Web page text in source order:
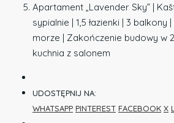
Apartament „Lavender Sky” |
sypialnie | 1,5 łazienki | 3 balkony
morze | Zakończenie budowy w
kuchnia z salonem
UDOSTĘPNIJ NA:
WHATSAPP PINTEREST FACEBOOK X